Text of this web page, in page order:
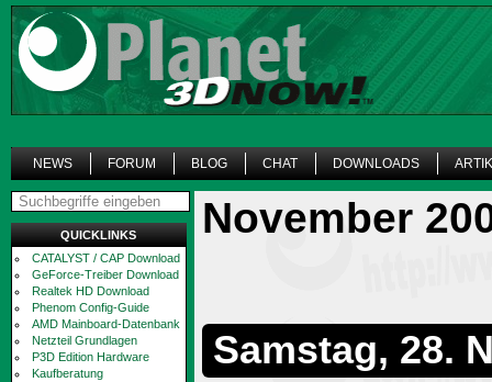
NEWS FORUM BLOG CHAT DOWNLOADS
QUICKLINKS
CATALYST / CAP Download
GeForce-Treiber Download
Realtek HD Download
Phenom Config-Guide
AMD Mainboard-Datenbank
Netzteil Grundlagen
P3D Edition Hardware
Kaufberatung
November
Samstag, 28.